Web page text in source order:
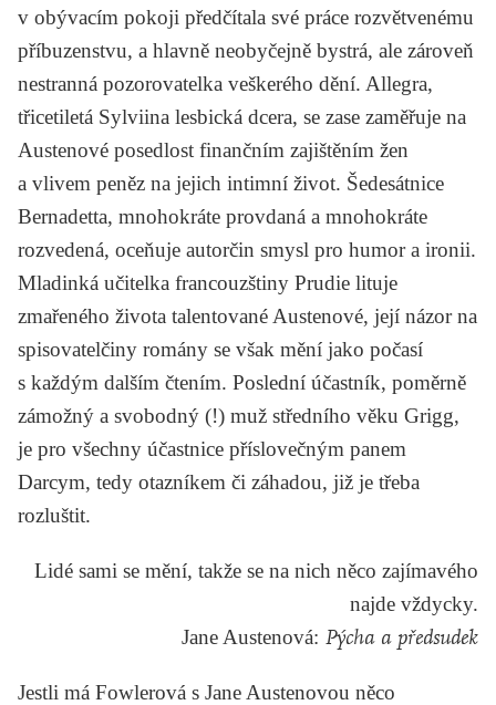
v obývacím pokoji předčítala své práce rozvětvenému
příbuzenstvu, a hlavně neobyčejně bystrá, ale zároveň
nestranná pozorovatelka veškerého dění. Allegra,
třicetiletá Sylviina lesbická dcera, se zase zaměřuje na
Austenové posedlost finančním zajištěním žen
a vlivem peněz na jejich intimní život. Šedesátnice
Bernadetta, mnohokráte provdaná a mnohokráte
rozvedená, oceňuje autorčin smysl pro humor a ironii.
Mladinká učitelka francouzštiny Prudie lituje
zmařeného života talentované Austenové, její názor na
spisovatelčiny romány se však mění jako počasí
s každým dalším čtením. Poslední účastník, poměrně
zámožný a svobodný (!) muž středního věku Grigg,
je pro všechny účastnice příslovečným panem
Darcym, tedy otazníkem či záhadou, již je třeba
rozluštit.
Lidé sami se mění, takže se na nich něco zajímavého
najde vždycky.
Jane Austenová: Pýcha a předsudek
Jestli má Fowlerová s Jane Austenovou něco